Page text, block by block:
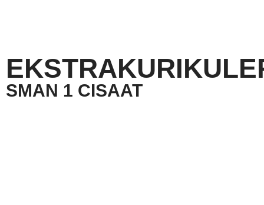
SMAN 1 CISAAT